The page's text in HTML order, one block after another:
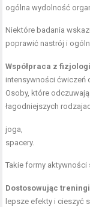
ogólna wydolność
Niektóre badania
poprawić nastrój i
Współpraca z
intensywności ćwiczeń
Osoby, które
łagodniejszych
joga,
spacery.
Takie formy
Dostosowując
lepsze efekty i cieszyć